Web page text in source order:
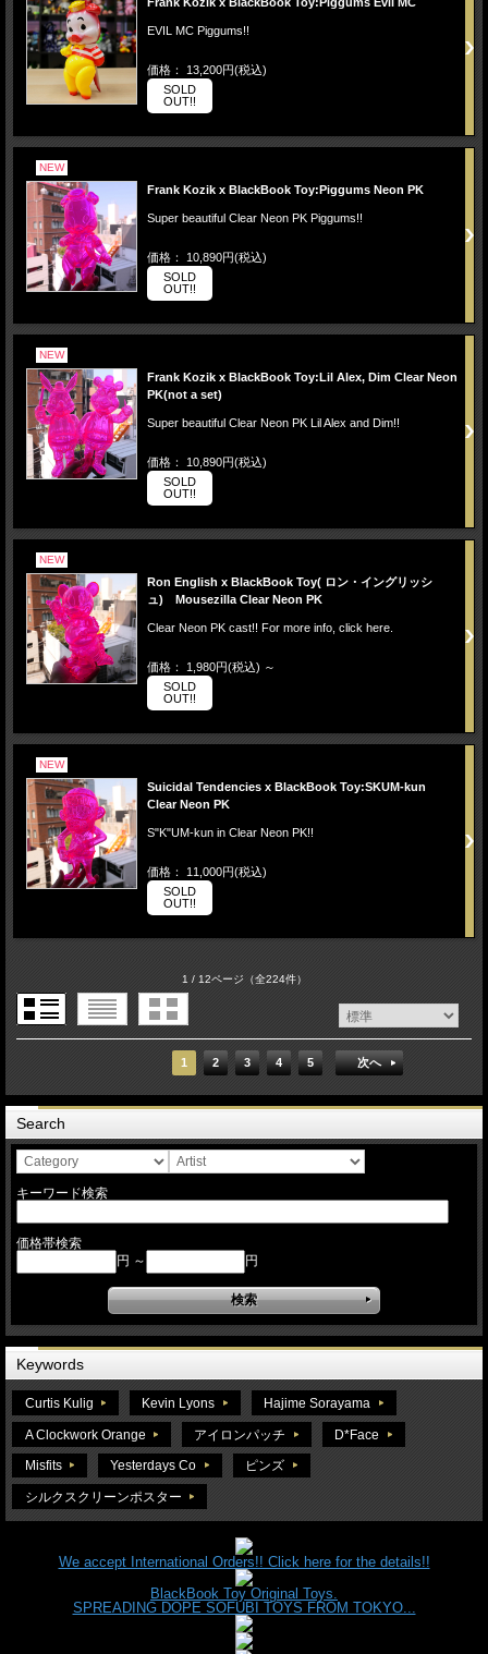
EVIL MC Piggums!!
価格： 13,200円(税込)
SOLD
OUT!!
NEW
Frank Kozik x BlackBook Toy:Piggums Neon PK
Super beautiful Clear Neon PK Piggums!!
価格： 10,890円(税込)
SOLD
OUT!!
NEW
Frank Kozik x BlackBook Toy:Lil Alex, Dim Clear Neon
PK(not a set)
Super beautiful Clear Neon PK Lil Alex and Dim!!
価格： 10,890円(税込)
SOLD
OUT!!
NEW
Ron English x BlackBook Toy( ロン・イングリッシ
ュ) Mousezilla Clear Neon PK
Clear Neon PK cast!! For more info, click here.
価格： 1,980円(税込) ～
SOLD
OUT!!
NEW
Suicidal Tendencies x BlackBook Toy:SKUM-kun
Clear Neon PK
S"K"UM-kun in Clear Neon PK!!
価格： 11,000円(税込)
SOLD
OUT!!
1 / 12ページ（全224件）
1 2 3 4 5 次へ
Search
キーワード検索
価格帯検索
円 ～
円
Keywords
Curtis Kulig Kevin Lyons Hajime Sorayama
A Clockwork Orange アイロンパッチ D*Face
Misfits Yesterdays Co ピンズ
シルクスクリーンポスター
We accept International Orders!! Click here for the details!!
BlackBook Toy Original Toys.
SPREADING DOPE SOFUBI TOYS FROM TOKYO...